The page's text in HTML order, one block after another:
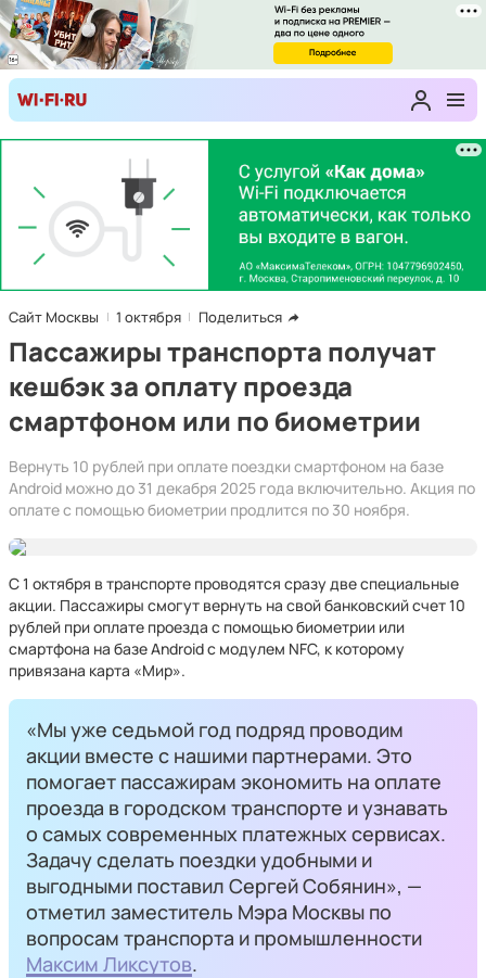
Сайт Москвы 1 октября Поделиться
Пассажиры транспорта получат
кешбэк за оплату проезда
смартфоном или по биометрии
Вернуть 10 рублей при оплате поездки смартфоном на базе
Android можно до 31 декабря 2025 года включительно. Акция по
оплате с помощью биометрии продлится по 30 ноября.
С 1 октября в транспорте проводятся сразу две специальные
акции. Пассажиры смогут вернуть на свой банковский счет 10
рублей при оплате проезда с помощью биометрии или
смартфона на базе Android с модулем NFC, к которому
привязана карта «Мир»‎.
«Мы уже седьмой год подряд проводим
акции вместе с нашими партнерами. Это
помогает пассажирам экономить на оплате
проезда в городском транспорте и узнавать
о самых современных платежных сервисах.
Задачу сделать поездки удобными и
выгодными поставил Сергей Собянин», —
отметил заместитель Мэра Москвы по
вопросам транспорта и промышленности
Максим Ликсутов.